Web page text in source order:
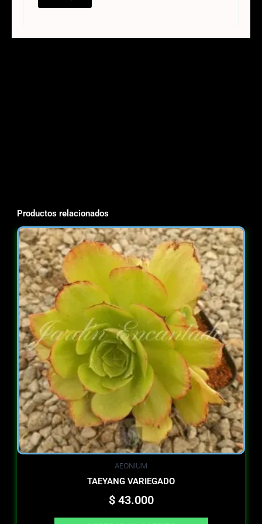
Productos relacionados
AEONIUM
TAEYANG VARIEGADO
$43.000